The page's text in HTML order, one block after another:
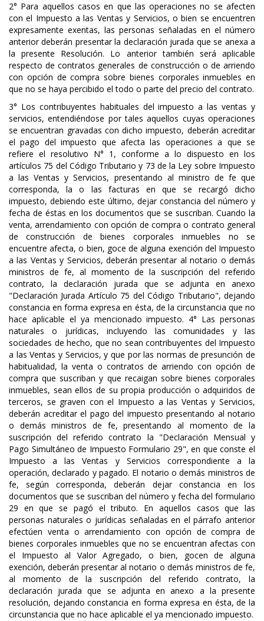
2° Para aquellos casos en que las operaciones no se afecten
con el Impuesto a las Ventas y Servicios, o bien se encuentren
expresamente exentas, las personas señaladas en el número
anterior deberán presentar la declaración jurada que se anexa a
la presente Resolución. Lo anterior también será aplicable
respecto de contratos generales de construcción o de arriendo
con opción de compra sobre bienes corporales inmuebles en
que no se haya percibido el todo o parte del precio del contrato.
3° Los contribuyentes habituales del impuesto a las ventas y
servicios, entendiéndose por tales aquellos cuyas operaciones
se encuentran gravadas con dicho impuesto, deberán acreditar
el pago del impuesto que afecta las operaciones a que se
refiere el resolutivo N° 1, conforme a lo dispuesto en los
artículos 75 del Código Tributario y 73 de la Ley sobre Impuesto
a las Ventas y Servicios, presentando al ministro de fe que
corresponda, la o las facturas en que se recargó dicho
impuesto, debiendo este último, dejar constancia del número y
fecha de éstas en los documentos que se suscriban. Cuando la
venta, arrendamiento con opción de compra o contrato general
de construcción de bienes corporales inmuebles no se
encuentre afecta, o bien, goce de alguna exención del Impuesto
a las Ventas y Servicios, deberán presentar al notario o demás
ministros de fe, al momento de la suscripción del referido
contrato, la declaración jurada que se adjunta en anexo
"Declaración Jurada Artículo 75 del Código Tributario", dejando
constancia en forma expresa en ésta, de la circunstancia que no
hace aplicable el ya mencionado impuesto. 4° Las personas
naturales o jurídicas, incluyendo las comunidades y las
sociedades de hecho, que no sean contribuyentes del Impuesto
a las Ventas y Servicios, y que por las normas de presunción de
habitualidad, la venta o contratos de arriendo con opción de
compra que suscriban y que recaigan sobre bienes corporales
inmuebles, sean ellos de su propia producción o adquiridos de
terceros, se graven con el Impuesto a las Ventas y Servicios,
deberán acreditar el pago del impuesto presentando al notario
o demás ministros de fe, presentando al momento de la
suscripción del referido contrato la "Declaración Mensual y
Pago Simultáneo de Impuesto Formulario 29", en que conste el
Impuesto a las Ventas y Servicios correspondiente a la
operación, declarado y pagado. El notario o demás ministros de
fe, según corresponda, deberán dejar constancia en los
documentos que se suscriban del número y fecha del formulario
29 en que se pagó el tributo. En aquellos casos que las
personas naturales o jurídicas señaladas en el párrafo anterior
efectúen venta o arrendamiento con opción de compra de
bienes corporales inmuebles que no se encuentran afectas con
el Impuesto al Valor Agregado, o bien, gocen de alguna
exención, deberán presentar al notario o demás ministros de fe,
al momento de la suscripción del referido contrato, la
declaración jurada que se adjunta en anexo a la presente
resolución, dejando constancia en forma expresa en ésta, de la
circunstancia que no hace aplicable el ya mencionado impuesto.